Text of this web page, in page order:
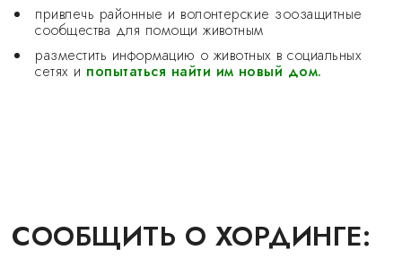
привлечь районные и волонтерские зоозащитные
сообщества для помощи животным
разместить информацию о животных в социальных
сетях и попытаться найти им новый дом.
СООБЩИТЬ О ХОРДИНГЕ: